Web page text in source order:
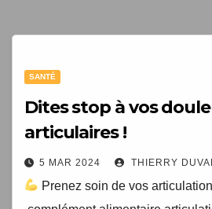
SANTÉ
Dites stop à vos
articulaires !
5 MAR 2024 THIERRY
Prenez soin de vos
"Les clés du bien vieillir